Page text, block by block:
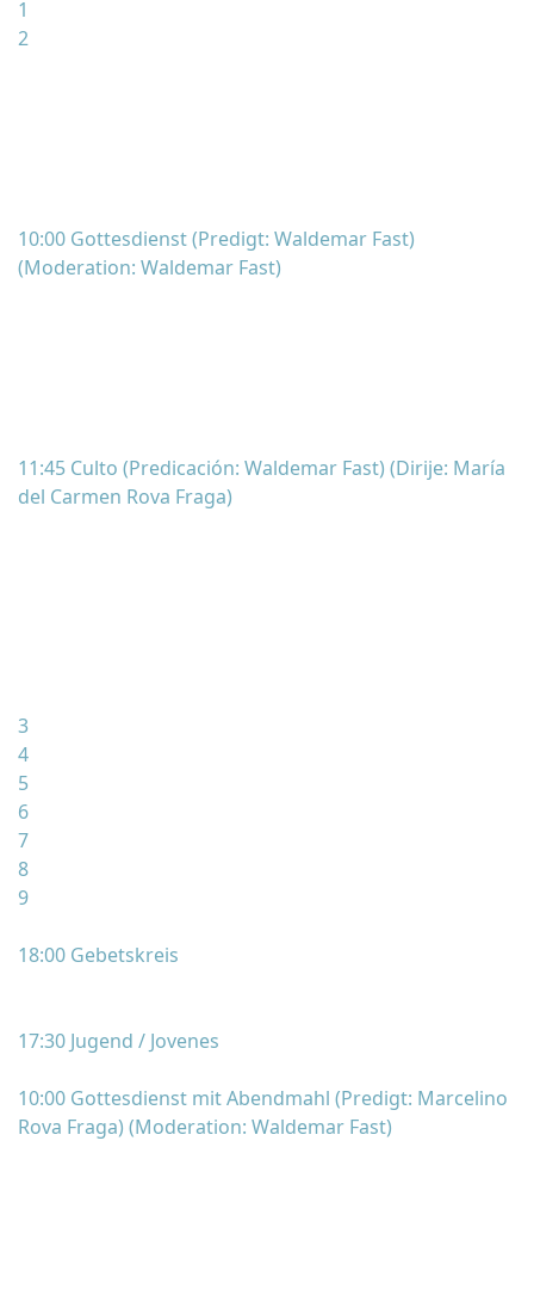
1
2
10:00 Gottesdienst (Predigt: Waldemar Fast)
(Moderation: Waldemar Fast)
11:45 Culto (Predicación: Waldemar Fast) (Dirije: María
del Carmen Rova Fraga)
3
4
5
6
7
8
9
18:00 Gebetskreis
17:30 Jugend / Jovenes
10:00 Gottesdienst mit Abendmahl (Predigt: Marcelino
Rova Fraga) (Moderation: Waldemar Fast)